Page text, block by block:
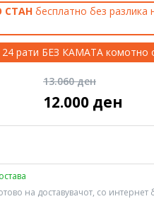
СТАН бесплатно без разлика
24 рати БЕЗ КАМАТА
13.060 ден
12.000 ден
на доставувачот, со